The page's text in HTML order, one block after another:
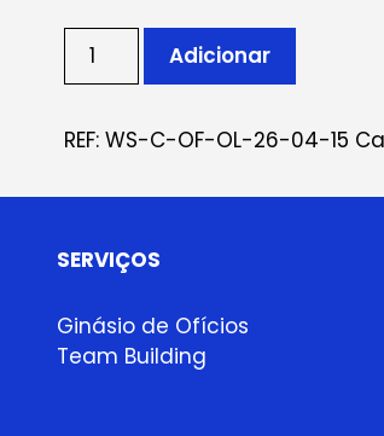
Quantidade
Oficina
olaria
15,
-
April
29,
Adicionar
REF:WS-C-OF-OL-26-04-15
SERVIÇOS
Ginásio de Ofícios
Team Building